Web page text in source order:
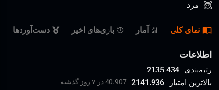
مرد
نمای کلی آمار بازی‌های اخیر دست‌آورد‌ها
اطلاعات
رتبه‌بندی 2135.434
بالاترین امتیاز
2141.936 40.907 در ۷ روز گذشته